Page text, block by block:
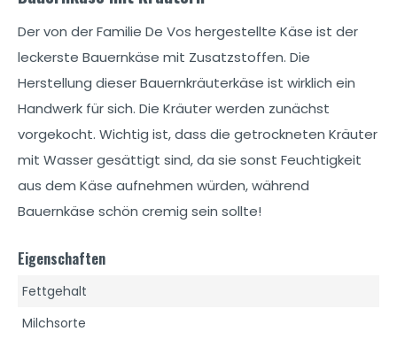
Der von der Familie De Vos hergestellte Käse ist der
leckerste Bauernkäse mit Zusatzstoffen. Die
Herstellung dieser Bauernkräuterkäse ist wirklich ein
Handwerk für sich. Die Kräuter werden zunächst
vorgekocht. Wichtig ist, dass die getrockneten Kräuter
mit Wasser gesättigt sind, da sie sonst Feuchtigkeit
aus dem Käse aufnehmen würden, während
Bauernkäse schön cremig sein sollte!
Eigenschaften
Fettgehalt
Milchsorte